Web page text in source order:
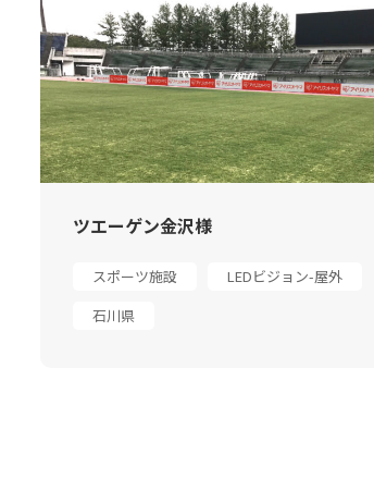
ツエーゲン金沢様
スポーツ施設
LEDビジョン-屋外
石川県